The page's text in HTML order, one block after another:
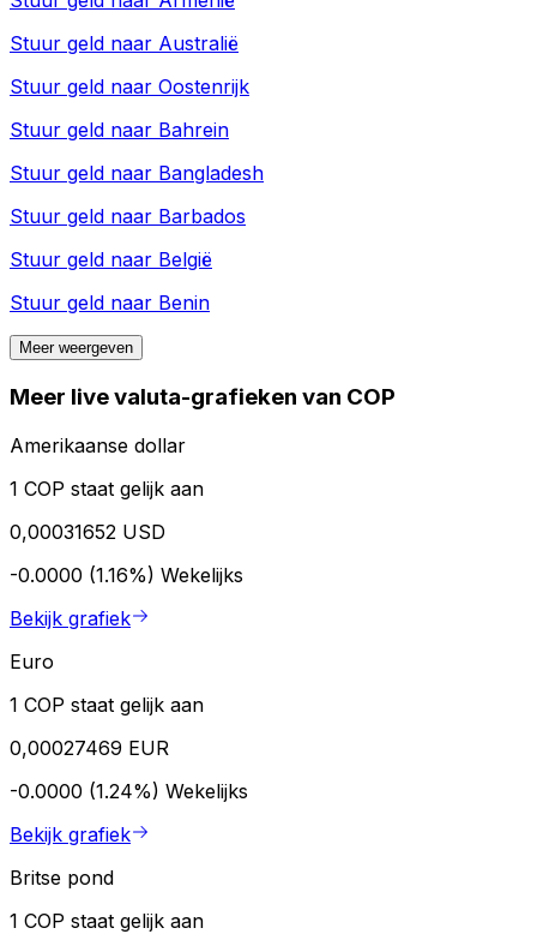
Stuur geld naar Australië
Stuur geld naar Oostenrijk
Stuur geld naar Bahrein
Stuur geld naar Bangladesh
Stuur geld naar Barbados
Stuur geld naar België
Stuur geld naar Benin
Meer weergeven
Meer live valuta-grafieken van COP
Amerikaanse dollar
1 COP staat gelijk aan
0,00031652 USD
-0.0000 (1.16%) Wekelijks
Bekijk grafiek
Euro
1 COP staat gelijk aan
0,00027469 EUR
-0.0000 (1.24%) Wekelijks
Bekijk grafiek
Britse pond
1 COP staat gelijk aan